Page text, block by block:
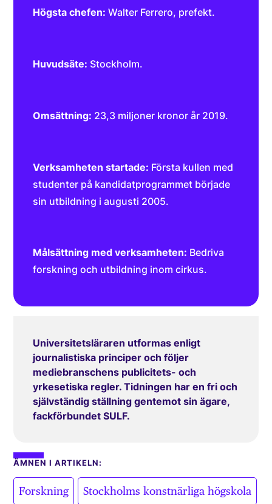
Högsta chefen: Walter Ferrero, prefekt.
Huvudsäte: Stockholm.
Omsättning: 23,3 miljoner kronor år 2019.
Verksamheten startade: Första kullen med
studenter på kandidatprogrammet började
sin utbildning i augusti 2005.
Målsättning med verksamheten: Bedriva
forskning och utbildning inom cirkus.
Universitetsläraren utformas enligt
journalistiska principer och följer
mediebranschens publicitets- och
yrkesetiska regler. Tidningen har en fri och
självständig ställning gentemot sin ägare,
fackförbundet SULF.
ÄMNEN I ARTIKELN:
Forskning Stockholms konstnärliga högskola